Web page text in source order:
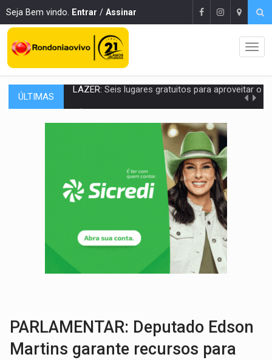
Seja Bem vindo. Entrar / Assinar
ÚLTIMAS FTICCO e Força Tática prendem membro do CV com arma e drogas
INCLUSÃO:Prefeitura fortalece parceria com a APAE para ampliar ações
Exército testa inovações no combate a drones durante
TEMAS SOCIOAMBIENTAIS:Em Itapuã do Oeste, CINEMAZÔNIA leva cinema
PREVISÃO:Interior de Rondônia terá sábado (8) de calor intenso
Após quase 30 anos de espera, asfalto chega ao
A ILHA:Coreografia de Rondônia estreia na programação do Festival de
ELEIÇÕES 2026: Sgt. Mouza esclarece 'erro de digitação' em declaração de
PARLAMENTAR: Deputado Edson
Martins garante recursos para